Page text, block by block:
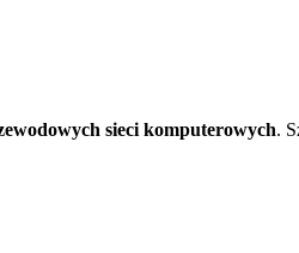
sieci komputerowych.